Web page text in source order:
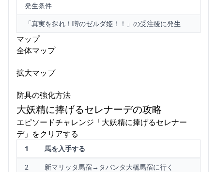
発生条件
「真実を探れ！噂のゼルダ姫！！」の受注後に発生
マップ
全体マップ
拡大マップ
防具の強化方法
大妖精に捧げるセレナーデの攻略
エピソードチャレンジ「大妖精に捧げるセレナー
デ」をクリアする
1
馬を入手する
2
新マリッタ馬宿→タバンタ大橋馬宿に行く